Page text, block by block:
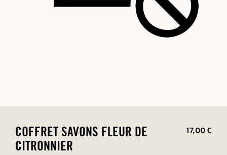
COFFRET SAVONS FLEUR DE
CITRONNIER
17,00 €